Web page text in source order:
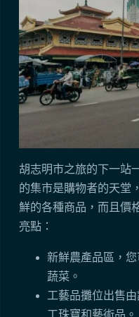
胡志明市之旅的下一站
的集市是購物者的天堂
鮮的各種商品，而且價
亮點：
新鮮農產品區，
蔬菜。
工藝品攤位出售
工珠寶和藝術品。